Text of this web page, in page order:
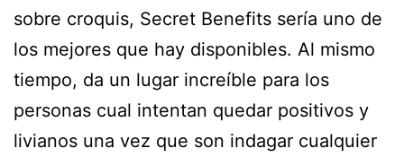
sobre croquis, Secret Benefits serí­a uno de
los mejores que hay disponibles. Al mismo
tiempo, da un lugar increíble para los
personas cual intentan quedar positivos y
livianos una vez que son indagar cualquier